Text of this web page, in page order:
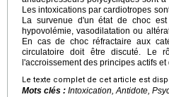
Les intoxications par cardiotropes
La survenue d'un état de choc
hypovolémie, vasodilatation ou
En cas de choc réfractaire aux
circulatoire doit être discuté. Le
l'accroissement des principes actifs
Le texte complet de cet article est
Mots clés : Intoxication, Antidote,